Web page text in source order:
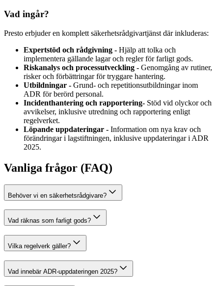
Vad ingår?
Presto erbjuder en komplett säkerhetsrådgivar­tjänst där inkluderas:
Expertstöd och rådgivning - Hjälp att tolka och
implementera gällande lagar och regler för farligt gods.
Riskanalys och processutveckling - Genomgång av rutiner,
risker och förbättringar för tryggare hantering.
Utbildningar - Grund- och repetitionsutbildningar inom
ADR för berörd personal.
Incidenthantering och rapportering- Stöd vid olyckor och
avvikelser, inklusive utredning och rapportering enligt
regelverket.
Löpande uppdateringar - Information om nya krav och
förändringar i lagstiftningen, inklusive uppdateringar i ADR
2025.
Vanliga frågor (FAQ)
Behöver vi en säkerhetsrådgivare?
Vad räknas som farligt gods?
Vilka regelverk gäller?
Vad innebär ADR‑uppdateringen 2025?